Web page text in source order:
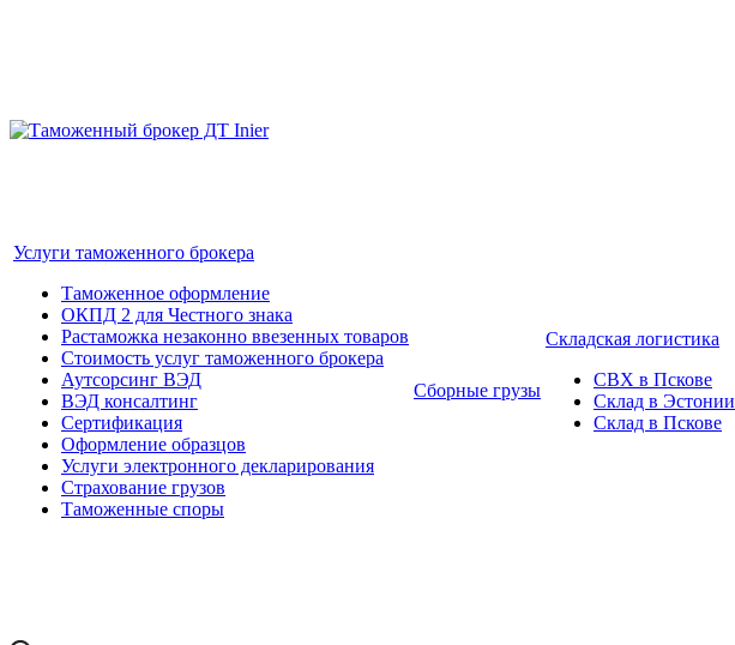
Услуги таможенного брокера
Таможенное оформление
ОКПД 2 для Честного знака
Растаможка незаконно ввезенных товаров
Стоимость услуг таможенного брокера
Аутсорсинг ВЭД
ВЭД консалтинг
Сертификация
Оформление образцов
Услуги электронного декларирования
Страхование грузов
Таможенные споры
Сборные грузы
Складская логистика
СВХ в Пскове
Склад в Эстонии
Склад в Пскове